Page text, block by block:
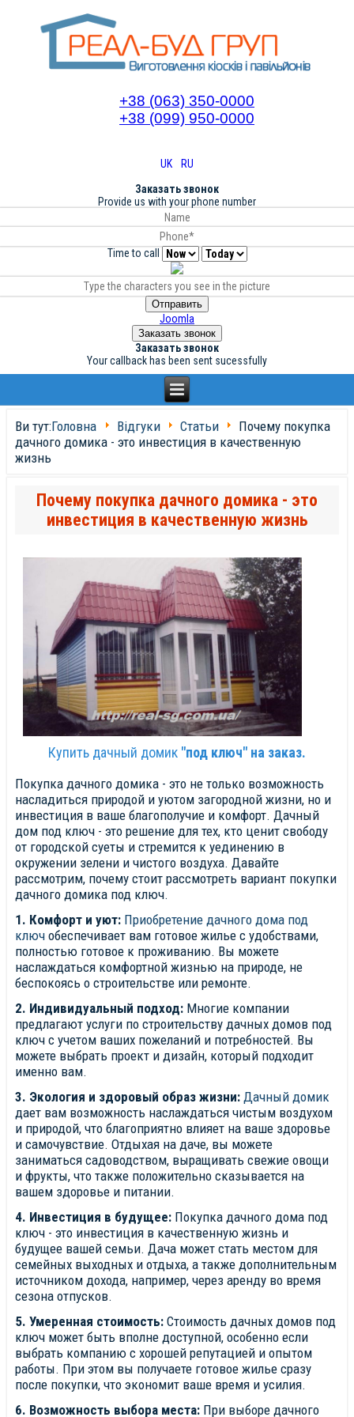
+38 (063) 350-0000
+38 (099) 950-0000
UK
RU
Заказать звонок
Provide us with your phone number
Time to call
Отправить
Joomla
Заказать звонок
Заказать звонок
Your callback has been sent sucessfully
Ви тут:Головна Відгуки Статьи
Почему покупка
дачного домика - это инвестиция в качественную
жизнь
Почему покупка дачного домика - это
инвестиция в качественную жизнь
Купить дачный домик "под ключ" на заказ.
Покупка дачного домика - это не только возможность
насладиться природой и уютом загородной жизни, но и
инвестиция в ваше благополучие и комфорт. Дачный
дом под ключ - это решение для тех, кто ценит свободу
от городской суеты и стремится к уединению в
окружении зелени и чистого воздуха. Давайте
рассмотрим, почему стоит рассмотреть вариант покупки
дачного домика под ключ.
1. Комфорт и уют: Приобретение дачного дома под
ключ обеспечивает вам готовое жилье с удобствами,
полностью готовое к проживанию. Вы можете
наслаждаться комфортной жизнью на природе, не
беспокоясь о строительстве или ремонте.
2. Индивидуальный подход: Многие компании
предлагают услуги по строительству дачных домов под
ключ с учетом ваших пожеланий и потребностей. Вы
можете выбрать проект и дизайн, который подходит
именно вам.
3. Экология и здоровый образ жизни: Дачный домик
дает вам возможность наслаждаться чистым воздухом
и природой, что благоприятно влияет на ваше здоровье
и самочувствие. Отдыхая на даче, вы можете
заниматься садоводством, выращивать свежие овощи
и фрукты, что также положительно сказывается на
вашем здоровье и питании.
4. Инвестиция в будущее: Покупка дачного дома под
ключ - это инвестиция в качественную жизнь и
будущее вашей семьи. Дача может стать местом для
семейных выходных и отдыха, а также дополнительным
источником дохода, например, через аренду во время
сезона отпусков.
5. Умеренная стоимость: Стоимость дачных домов под
ключ может быть вполне доступной, особенно если
выбрать компанию с хорошей репутацией и опытом
работы. При этом вы получаете готовое жилье сразу
после покупки, что экономит ваше время и усилия.
6. Возможность выбора места: При выборе дачного